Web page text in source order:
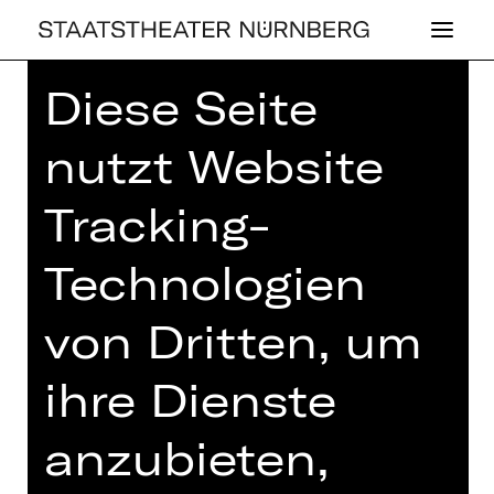
Home>Haus >Künstler*innen
KERS­TIN BO­LINS­
KY
Diese Seite
nutzt Website
Tracking-
Technologien
von Dritten, um
ihre Dienste
anzubieten,